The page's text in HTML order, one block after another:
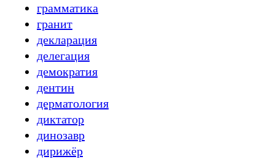
грамматика
гранит
декларация
делегация
демократия
дентин
дерматология
диктатор
динозавр
дирижёр